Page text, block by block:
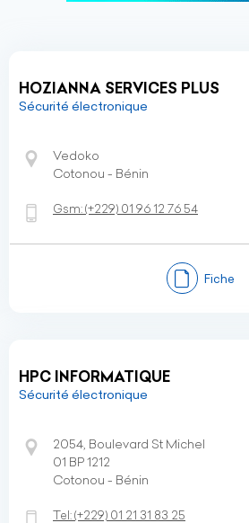
HOZIANNA SERVICES PLUS
Sécurité électronique
Vedoko
Cotonou - Bénin
Gsm:(+229) 01 96 12 76 54
Fiche
HPC INFORMATIQUE
Sécurité électronique
2054, Boulevard St Michel
01 BP 1212
Cotonou - Bénin
Tel:(+229) 01 21 31 83 25